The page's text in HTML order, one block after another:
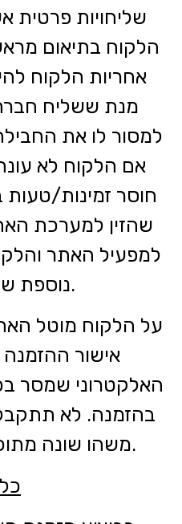
שליחויות פרטית
הלקוח בתיאום
אחריות הלקוח
מנת ששליח חברת
למסור לו את
אם הלקוח לא
חוסר זמינות/
שהזין למערכת
למפעיל האתר
נוספת של משלוח.
אישור
האלקטרוני שמסר
בהזמנה. לא
משהו שונה מתוכן אישור ההזמנה.